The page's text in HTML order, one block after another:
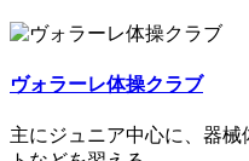
ヴォラーレ体操クラブ
主にジュニア中心に、器